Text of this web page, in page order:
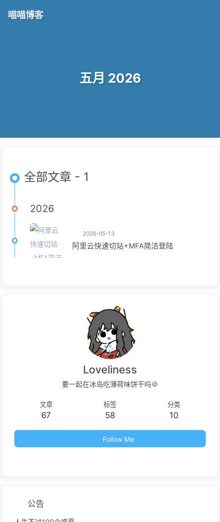
喵喵博客
五月 2026
全部文章 - 1
2026
2026-05-13
阿里云快速切站+MFA简洁登陆
Loveliness
要一起在冰岛吃薄荷味饼干吗🍪
文章
67
标签
58
分类
10
Follow Me
公告